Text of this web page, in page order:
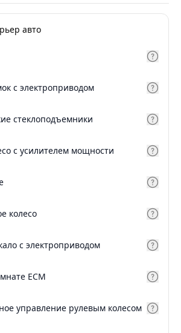
авто
с электроприводом
стеклоподъемники
с усилителем мощности
колесо
с электроприводом
ECM
управление рулевым колесом